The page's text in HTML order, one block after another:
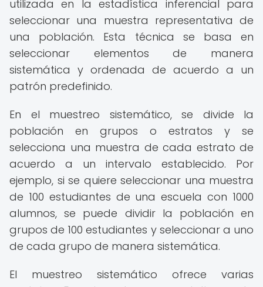
utilizada en la estadística inferencial para
seleccionar una muestra representativa de
una población. Esta técnica se basa en
seleccionar elementos de manera
sistemática y ordenada de acuerdo a un
patrón predefinido.
En el muestreo sistemático, se divide la
población en grupos o estratos y se
selecciona una muestra de cada estrato de
acuerdo a un intervalo establecido. Por
ejemplo, si se quiere seleccionar una muestra
de 100 estudiantes de una escuela con 1000
alumnos, se puede dividir la población en
grupos de 100 estudiantes y seleccionar a uno
de cada grupo de manera sistemática.
El muestreo sistemático ofrece varias